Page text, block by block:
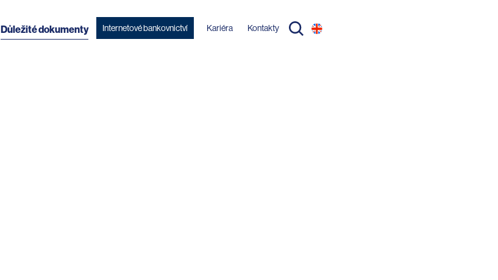
Důležité dokumenty Internetové bankovnictví Kariéra Kontakty